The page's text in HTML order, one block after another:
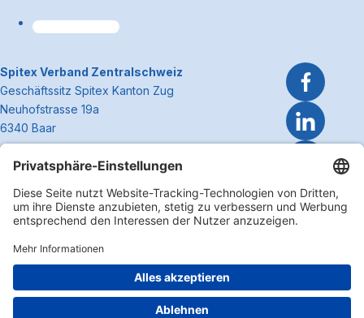
~Kontaktinformationen
Spitex Verband Zentralschweiz
Geschäftssitz Spitex Kanton Zug
Neuhofstrasse 19a
6340 Baar
Telefon 041 362 27 37
info@spitexzentralschweiz.ch
DisclaimerDatenschutzerklärung